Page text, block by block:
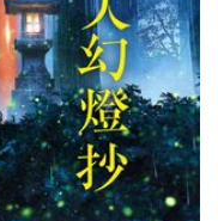
月間
り(1/2)